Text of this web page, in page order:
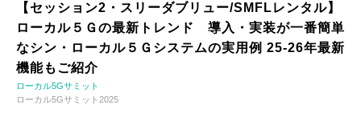
【セッション2・スリーダブリュー/SMFLレンタル】
ローカル５Ｇの最新トレンド 導入・実装が一番簡単
なシン・ローカル５Ｇシステムの実用例 25-26年最新
機能もご紹介
ローカル5Gサミット
ローカル5Gサミット2025